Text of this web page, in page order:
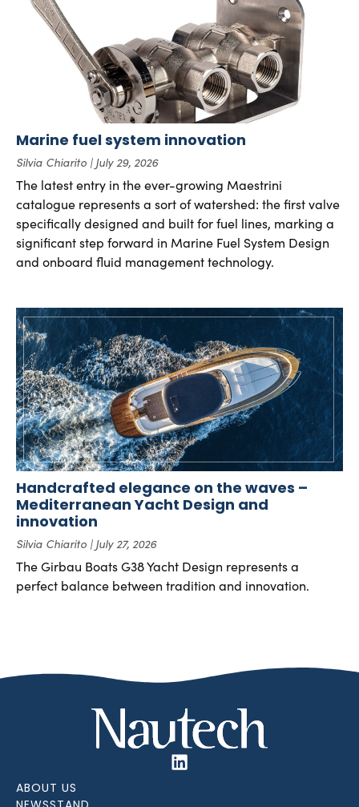
Marine fuel system innovation
Silvia Chiarito July 29, 2026
The latest entry in the ever-growing Maestrini
catalogue represents a sort of watershed: the first valve
specifically designed and built for fuel lines, marking a
significant step forward in Marine Fuel System Design
and onboard fluid management technology.
Handcrafted elegance on the waves –
Mediterranean Yacht Design and
innovation
Silvia Chiarito July 27, 2026
The Girbau Boats G38 Yacht Design represents a
perfect balance between tradition and innovation.
ABOUT US